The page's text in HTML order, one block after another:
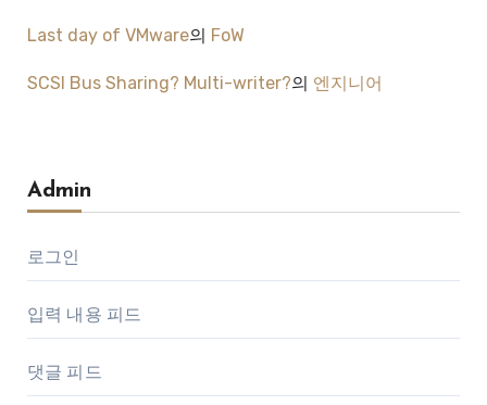
Last day of VMware의 FoW
SCSI Bus Sharing? Multi-writer?의 엔지니어
Admin
로그인
입력 내용 피드
댓글 피드